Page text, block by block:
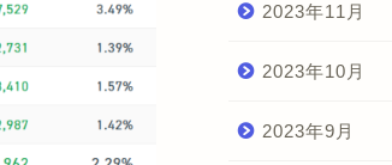
2023年11月
2023年10月
2023年9月